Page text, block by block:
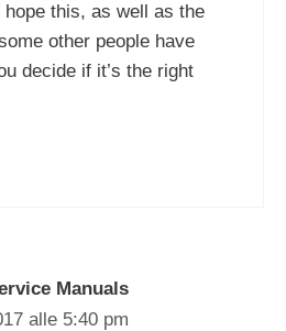
hope this, as well as the
other people have
decide if it’s the right
Manuals
alle 5:40 pm